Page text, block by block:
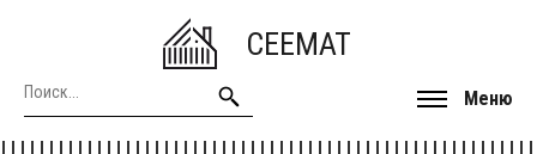
CEEMAT
Меню